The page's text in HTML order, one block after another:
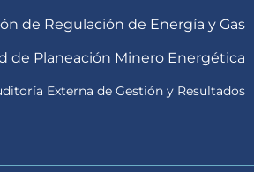
de Regulación de Energía y Gas
de Planeación Minero Energética
Externa de Gestión y Resultados